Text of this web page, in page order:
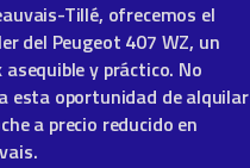
Tillé, ofrecemos el
del Peugeot 407 WZ, un
asequible y práctico. No
esta oportunidad de alquilar
a precio reducido en